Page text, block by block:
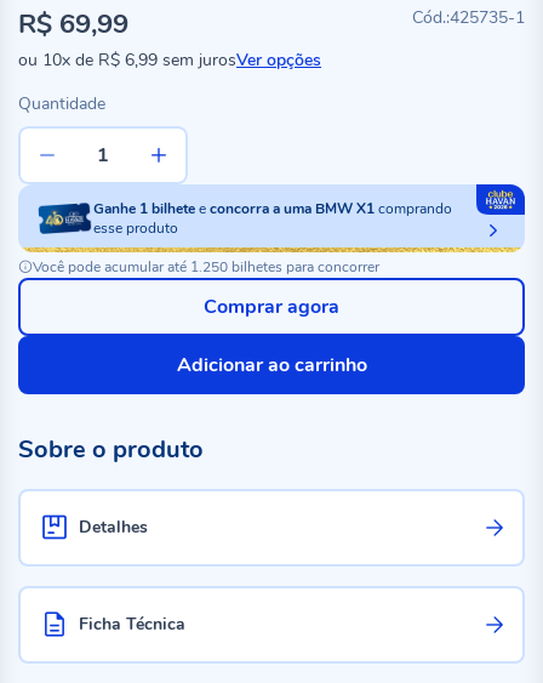
425735-1
R$ 69,99
ou 10x de R$ 6,99 sem jurosVer opções
Quantidade
Ganhe 1bilheteeconcorra a uma BMW X1comprando
esse produto
Você pode acumular até 1.250 bilhetes para concorrer
Adicionar ao carrinho
Comprar agora
Sobre o produto
Detalhes
Ficha Técnica